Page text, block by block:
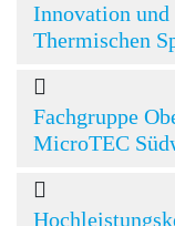
Innovation und
Thermischen
Fachgruppe
MicroTEC